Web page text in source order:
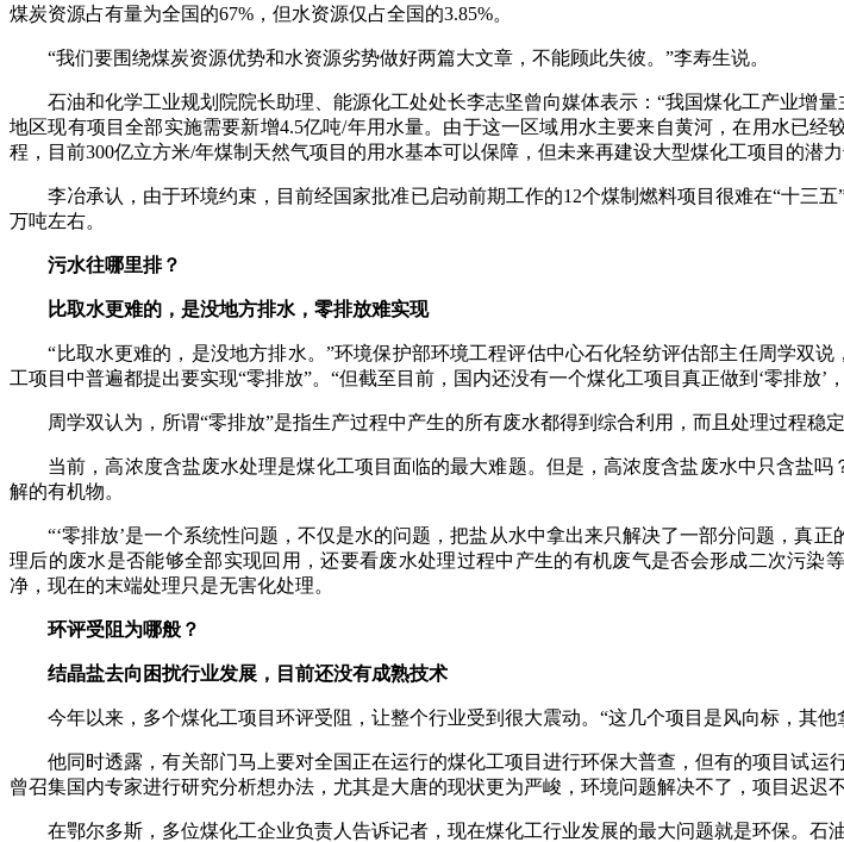
煤炭资源占有量为全国的67%，但水资源仅占全国的3.85%。
“我们要围绕煤炭资源优势和水资源劣势做好两篇大文章，不能顾此失彼。”李寿生说。
石油和化学工业规划院院长助理、能源化工处处长李志坚曾向媒体表示：“我国煤化工产业增
地区现有项目全部实施需要新增4.5亿吨/年用水量。由于这一区域用水主要来自黄河，在用水已
程，目前300亿立方米/年煤制天然气项目的用水基本可以保障，但未来再建设大型煤化工项目的潜
李冶承认，由于环境约束，目前经国家批准已启动前期工作的12个煤制燃料项目很难在“十三五
万吨左右。
污水往哪里排？
比取水更难的，是没地方排水，零排放难实现
“比取水更难的，是没地方排水。”环境保护部环境工程评估中心石化轻纺评估部主任周学双说
工项目中普遍都提出要实现“零排放”。“但截至目前，国内还没有一个煤化工项目真正做到‘零排放’
周学双认为，所谓“零排放”是指生产过程中产生的所有废水都得到综合利用，而且处理过程稳
当前，高浓度含盐废水处理是煤化工项目面临的最大难题。但是，高浓度含盐废水中只含盐吗
解的有机物。
“‘零排放’是一个系统性问题，不仅是水的问题，把盐从水中拿出来只解决了一部分问题，真正
理后的废水是否能够全部实现回用，还要看废水处理过程中产生的有机废气是否会形成二次污
净，现在的末端处理只是无害化处理。
环评受阻为哪般？
结晶盐去向困扰行业发展，目前还没有成熟技术
今年以来，多个煤化工项目环评受阻，让整个行业受到很大震动。“这几个项目是风向标，其他
他同时透露，有关部门马上要对全国正在运行的煤化工项目进行环保大普查，但有的项目试运
曾召集国内专家进行研究分析想办法，尤其是大唐的现状更为严峻，环境问题解决不了，项目迟迟
在鄂尔多斯，多位煤化工企业负责人告诉记者，现在煤化工行业发展的最大问题就是环保。石